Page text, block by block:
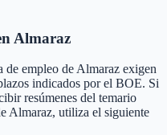
Almaraz
de empleo deAlmaraz exigen
indicados por el BOE. Si
resúmenes del temario
Almaraz, utiliza el siguiente